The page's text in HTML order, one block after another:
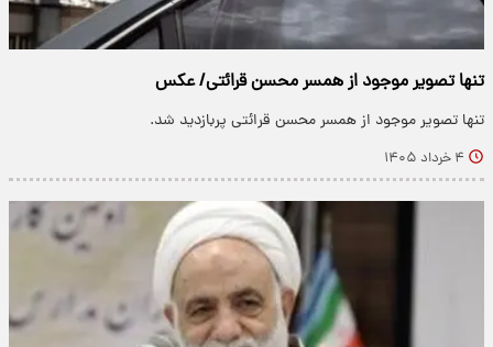
تنها تصویر موجود از همسر محسن قرائتی/ عکس
تنها تصویر موجود از همسر محسن قرائتی پربازدید شد.
۴ خرداد ۱۴۰۵